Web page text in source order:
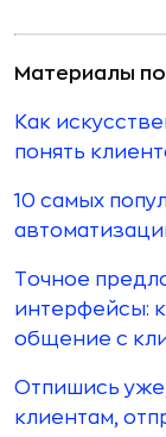
Материалы
Как
понять
10 самых
Точное
интерфейсы:
общение с
Отпишись
клиентам,